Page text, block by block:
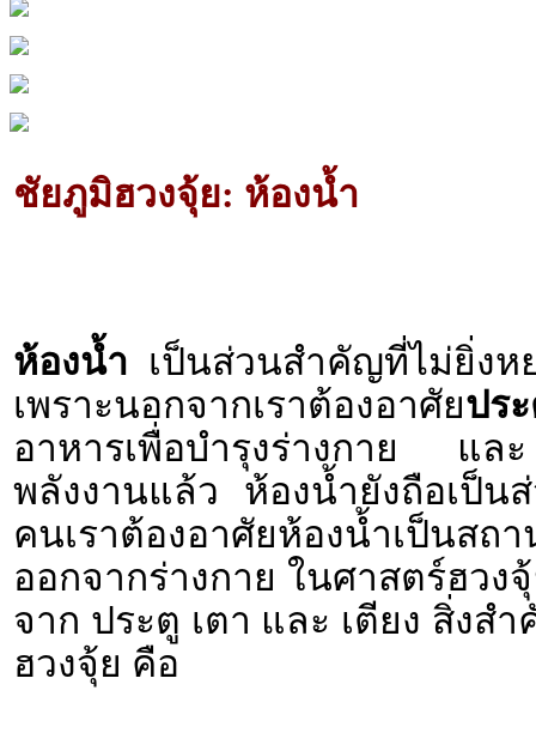
ชัยภูมิฮวงจุ้ย: ห้องน้ำ
ห้องน้ำ เป็นส่วนสำคัญที่ไม่ยิ่ง
เพราะนอกจากเราต้องอาศัยปร
อาหารเพื่อบำรุงร่างกาย
พลังงานแล้ว ห้องน้ำยังถือเป็
คนเราต้องอาศัยห้องน้ำเป็นสถ
ออกจากร่างกาย ในศาสตร์ฮว
จาก ประตู เตา และ เตียง สิ่งส
ฮวงจุ้ย คือ